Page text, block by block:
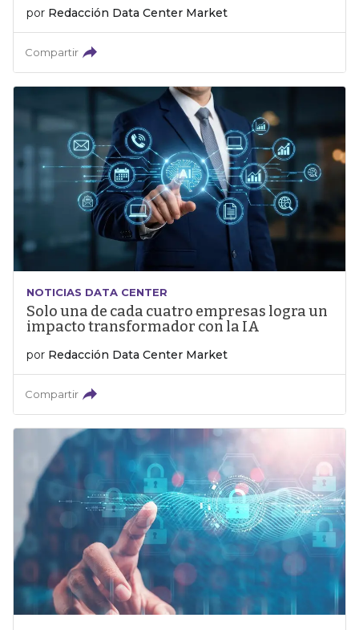
por Redacción Data Center Market
Compartir
NOTICIAS DATA CENTER
Solo una de cada cuatro empresas logra un
impacto transformador con la IA
por Redacción Data Center Market
Compartir